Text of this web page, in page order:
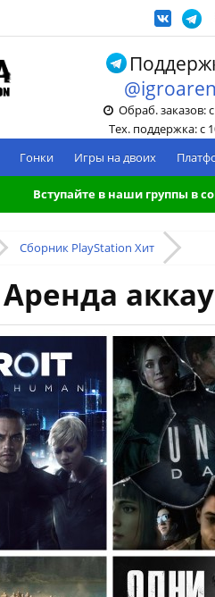
Обраб. заказов:
Тех. поддержка: с
Гонки Игры на двоих
Вступайте в наши группы в
Сборник PlayStation Хит
Аренда